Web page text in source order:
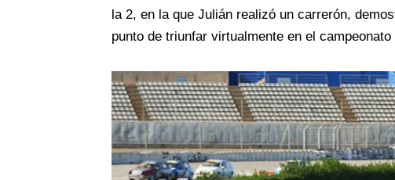
la 2, en la que Julián realizó un carrerón,
punto de triunfar virtualmente en el